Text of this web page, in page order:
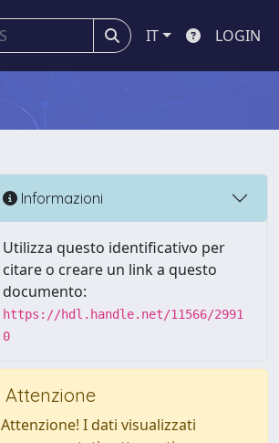
IT LOGIN
Informazioni
Utilizza questo identificativo per
citare o creare un link a questo
documento:
https://hdl.handle.net/11566/2991
0
Attenzione
Attenzione! I dati visualizzati